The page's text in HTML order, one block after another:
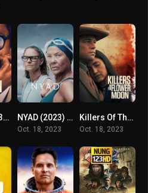
Rustin (2023) รัสติน NYAD (2023) ว่ายเพื่อฝัน
Oct. 18, 2023
Killers Of The Flower Moon (2023)
Oct. 18, 2023